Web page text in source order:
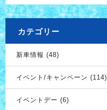
カテゴリー
新車情報 (48)
イベント/キャンペーン (114)
イベントデー (6)